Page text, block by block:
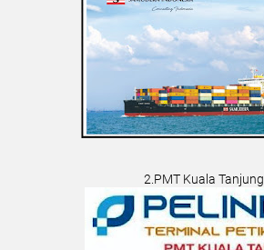
2.PMT Kuala Tanjung